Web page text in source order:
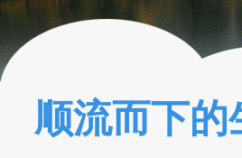
顺流而下